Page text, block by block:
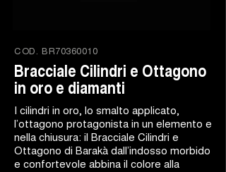
COD. BR70360010
Bracciale Cilindri e Ottagono
in oro e diamanti
I cilindri in oro, lo smalto applicato,
l’ottagono protagonista in un elemento e
nella chiusura: il Bracciale Cilindri e
Ottagono di Barakà dall’indosso morbido
e confortevole abbina il colore alla